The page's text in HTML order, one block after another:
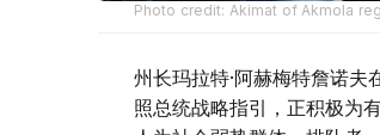
Photo credit: Akimat of Akmola
州长玛拉特·阿赫梅特詹诺
照总统战略指引，正积极为